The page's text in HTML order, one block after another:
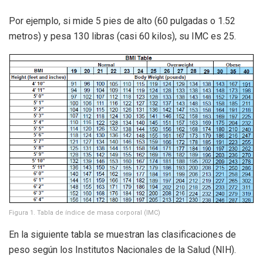
Por ejemplo, si mide 5 pies de alto (60 pulgadas o 1.52
metros) y pesa 130 libras (casi 60 kilos), su IMC es 25.
Figura 1. Tabla de índice de masa corporal (IMC)
En la siguiente tabla se muestran las clasificaciones de
peso según los Institutos Nacionales de la Salud (NIH).